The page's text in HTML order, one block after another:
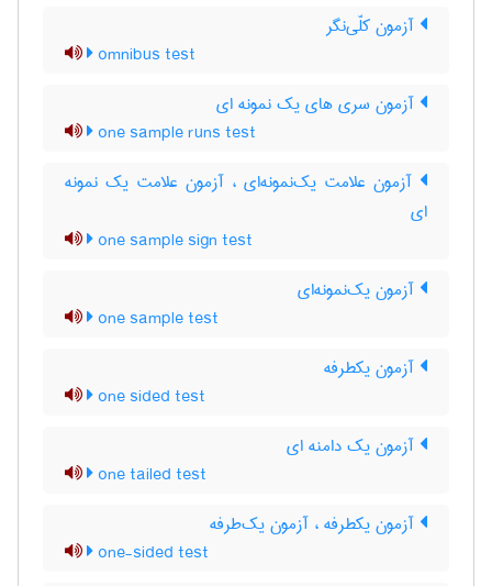
آزمون کلّی‌نگر
omnibus test
آزمون سری های یک نمونه ای
one sample runs test
آزمون علامت یک‌نمونه‌ای ، آزمون علامت یک نمونه
ای
one sample sign test
آزمون یک‌نمونه‌ای
one sample test
آزمون یکطرفه
one sided test
آزمون یک دامنه ای
one tailed test
آزمون یکطرفه ، آزمون یک‌طرفه
one-sided test